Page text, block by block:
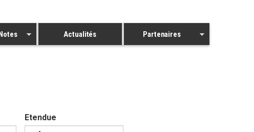
Actualités Partenaires
Etendue